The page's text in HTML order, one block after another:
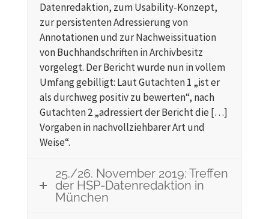
Datenredaktion, zum Usability-Konzept,
zur persistenten Adressierung von
Annotationen und zur Nachweissituation
von Buchhandschriften in Archivbesitz
vorgelegt. Der Bericht wurde nun in vollem
Umfang gebilligt: Laut Gutachten 1 „ist er
als durchweg positiv zu bewerten“, nach
Gutachten 2 „adressiert der Bericht die […]
Vorgaben in nachvollziehbarer Art und
Weise“.
25./26. November 2019: Treffen
der HSP-Datenredaktion in
München